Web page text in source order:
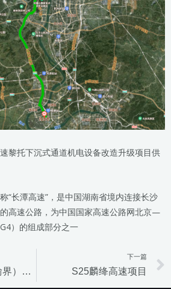
黎托下沉式通道机电设备改造升级项目供
“长潭高速”，是中国湖南省境内连接长沙
高速公路，为中国国家高速公路网北京—
）的组成部分之一
安康至岚皋（陕渝界）高速公路岚皋至陕渝界段机电工程
下一篇
S25麟绛高速项目